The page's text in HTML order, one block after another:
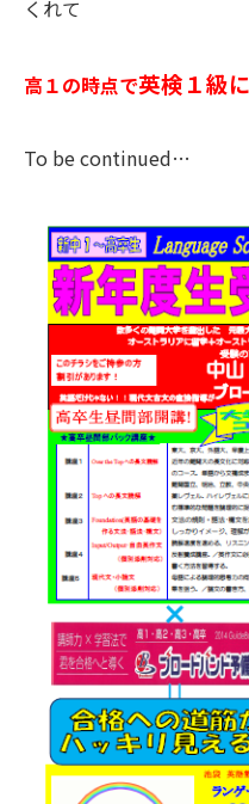
くれて
高１の時点で英検１級
To be continued…